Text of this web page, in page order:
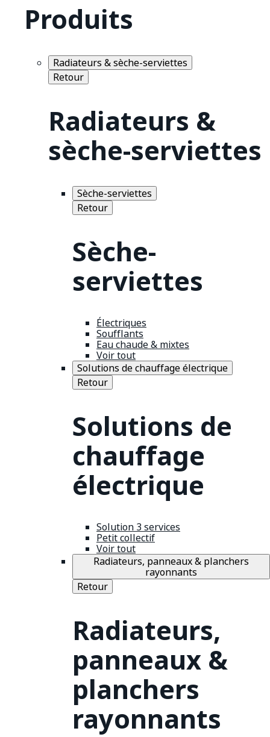
Produits
Radiateurs & sèche-serviettes
Retour
Radiateurs &
sèche-serviettes
Sèche-serviettes
Retour
Sèche-
serviettes
Électriques
Soufflants
Eau chaude & mixtes
Voir tout
Solutions de chauffage électrique
Retour
Solutions de
chauffage
électrique
Solution 3 services
Petit collectif
Voir tout
Radiateurs, panneaux & planchers
rayonnants
Retour
Radiateurs,
panneaux &
planchers
rayonnants